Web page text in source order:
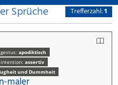
Sprüche Trefferzahl:1
apodiktisch
assertiv
und Dummheit
maler